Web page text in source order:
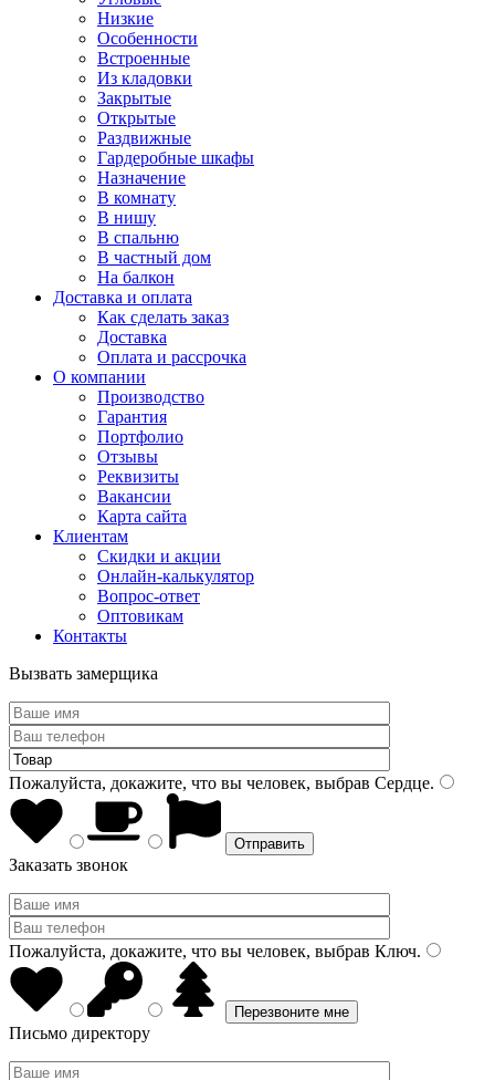
Низкие
Особенности
Встроенные
Из кладовки
Закрытые
Открытые
Раздвижные
Гардеробные шкафы
Назначение
В комнату
В нишу
В спальню
В частный дом
На балкон
Доставка и оплата
Как сделать заказ
Доставка
Оплата и рассрочка
О компании
Производство
Гарантия
Портфолио
Отзывы
Реквизиты
Вакансии
Карта сайта
Клиентам
Скидки и акции
Онлайн-калькулятор
Вопрос-ответ
Оптовикам
Контакты
Вызвать замерщика
Пожалуйста, докажите, что вы человек, выбрав Сердце.
Заказать звонок
Пожалуйста, докажите, что вы человек, выбрав Ключ.
Письмо директору